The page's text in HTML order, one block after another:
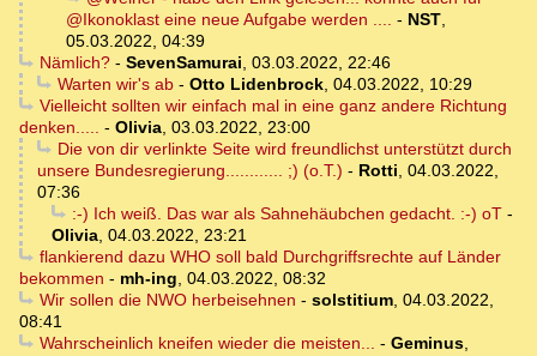
@Ikonoklast eine neue Aufgabe werden .... - NST,
05.03.2022, 04:39
Nämlich?- SevenSamurai, 03.03.2022, 22:46
Warten wir's ab- Otto Lidenbrock, 04.03.2022, 10:29
Vielleicht sollten wir einfach mal in eine ganz andere Richtung
denken..... - Olivia, 03.03.2022, 23:00
Die von dir verlinkte Seite wird freundlichst unterstützt durch
unsere Bundesregierung............ ;) (o.T.) - Rotti, 04.03.2022,
07:36
:-) Ich weiß. Das war als Sahnehäubchen gedacht. :-) oT-
Olivia, 04.03.2022, 23:21
flankierend dazu WHO soll bald Durchgriffsrechte auf Länder
bekommen - mh-ing, 04.03.2022, 08:32
Wir sollen die NWO herbeisehnen - solstitium, 04.03.2022,
08:41
Wahrscheinlich kneifen wieder die meisten... - Geminus,